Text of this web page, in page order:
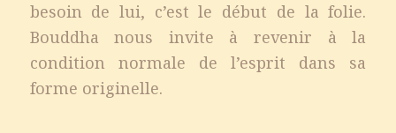
besoin de lui, c’est le début de la folie.
Bouddha nous invite à revenir à la
condition normale de l’esprit dans sa
forme originelle.